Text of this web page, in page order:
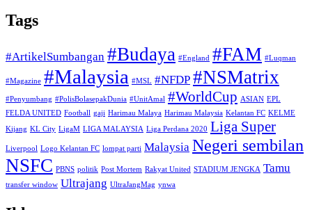
Tags
#ArtikelSumbangan #Budaya #England #FAM #Luqman
#Magazine #Malaysia #MSL #NFDP #NSMatrix
#Penyumbang #PolisBolasepakDunia #UnitAmal #WorldCup ASIAN EPL
FELDA UNITED Football gaji Harimau Malaya Harimau Malaysia Kelantan FC KELME
Kijang KL City LigaM LIGA MALAYSIA Liga Perdana 2020 Liga Super
Liverpool Logo Kelantan FC lompat parti Malaysia Negeri sembilan
NSFC PBNS politik Post Mortem Rakyat United STADIUM JENGKA Tamu
transfer window Ultrajang UltraJangMag ynwa